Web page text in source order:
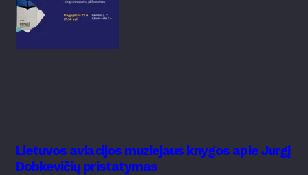
Lietuvos aviacijos muziejaus knygos apie Jurgį
Dobkevičių pristatymas